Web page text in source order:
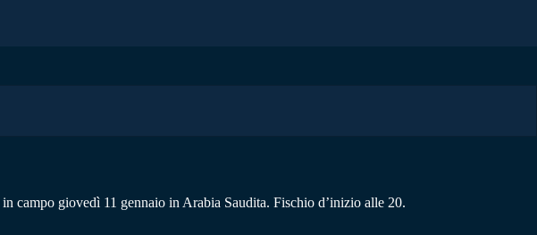
campo giovedì 11 gennaio in Arabia Saudita. Fischio d’inizio alle 20.